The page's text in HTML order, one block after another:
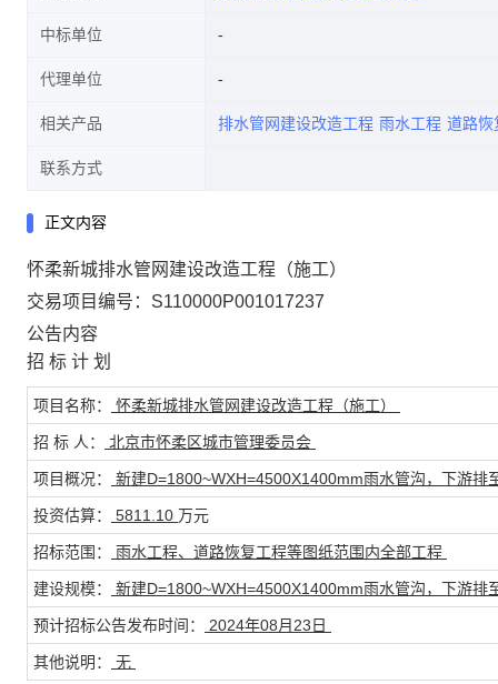
中标单位
代理单位
相关产品 排水管网建设改造工程 雨水工程 道路恢
联系方式
正文内容
怀柔新城排水管网建设改造工程（施工）
交易项目编号：S110000P001017237
公告内容
招 标 计 划
项目名称： 怀柔新城排水管网建设改造工程（施工）
招 标 人： 北京市怀柔区城市管理委员会
项目概况： 新建D=1800~WXH=4500X1400mm雨水管沟，下游
投资估算： 5811.10 万元
招标范围： 雨水工程、道路恢复工程等图纸范围内全部工程
建设规模： 新建D=1800~WXH=4500X1400mm雨水管沟，下游
预计招标公告发布时间： 2024年08月23日
其他说明： 无